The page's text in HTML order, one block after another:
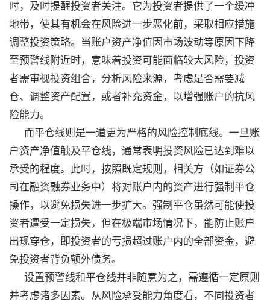
时，及时提醒投资者关注。它为投资者提供了一个缓冲
地带，使其有机会在风险进一步恶化前，采取相应措施
调整投资策略。当账户资产净值因市场波动等原因下降
至预警线附近时，意味着投资可能面临较大风险，投资
者需审视投资组合，分析风险来源，考虑是否需要减
仓、调整资产配置，或者补充资金，以增强账户的抗风
险能力。
而平仓线则是一道更为严格的风险控制底线。一旦账
户资产净值触及平仓线，通常表明投资风险已达到难以
承受的程度。此时，按照既定规则，相关方（如证券公
司在融资融券业务中）将对账户内的资产进行强制平仓
操作，以避免损失进一步扩大。强制平仓虽然可能使投
资者遭受一定损失，但在极端市场情况下，能防止账户
出现穿仓，即投资者的亏损超过账户内的全部资金，避
免投资者背负额外债务。
设置预警线和平仓线并非随意为之，需遵循一定原则
并考虑诸多因素。从风险承受能力角度看，不同投资者